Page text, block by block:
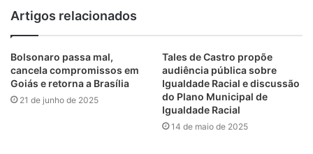
Artigos relacionados
Bolsonaro passa mal,
cancela compromissos em
Goiás e retorna a Brasília
21 de junho de 2025
Tales de Castro propõe
audiência pública sobre
Igualdade Racial e discussão
do Plano Municipal de
Igualdade Racial
14 de maio de 2025